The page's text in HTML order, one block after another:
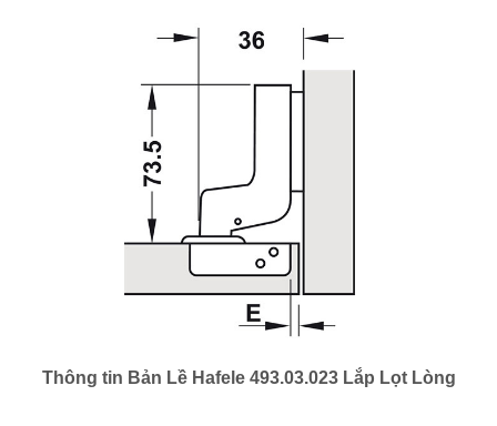
Thông tin Bản Lề Hafele 493.03.023 Lắp Lọt Lòng